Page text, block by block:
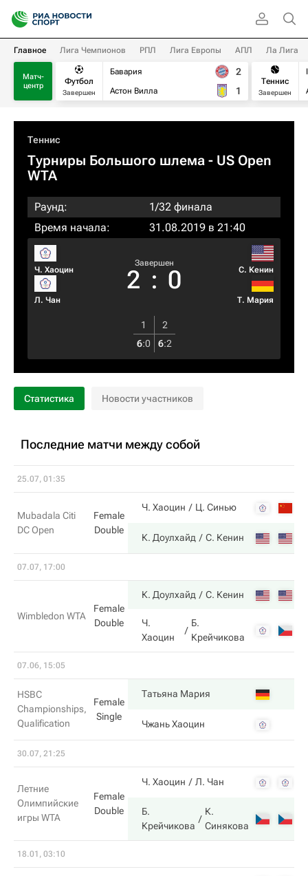
Главное Лига Чемпионов РПЛ Лига Европы АПЛ Ла Лига
Матч-
центр
Футбол
Завершен
Бавария
Астон Вилла
2
1
Теннис
Завершен
Теннис
Турниры Большого шлема - US Open
WTA
Раунд:
1/32 финала
Время начала:
31.08.2019 в 21:40
Ч. Хаоцин
Л. Чан
Завершен
2 : 0 С. Кенин
Т. Мария
1
2
6:0 6:2
Статистика Новости участников
Последние матчи между собой
25.07, 01:35
Mubadala Citi
DC Open
Female
Double
Ч. Хаоцин Ц. Синью
К. Доулхайд С. Кенин
07.07, 17:00
Wimbledon WTA
Female
Double
К. Доулхайд С. Кенин
Ч.
Хаоцин
Б.
Крейчикова
07.06, 15:05
HSBC
Championships,
Qualification
Female
Single
Татьяна Мария
Чжань Хаоцин
30.07, 21:25
Летние
Олимпийские
игры WTA
Female
Double
Ч. Хаоцин Л. Чан
Б.
Крейчикова
К.
Синякова
18.01, 03:10